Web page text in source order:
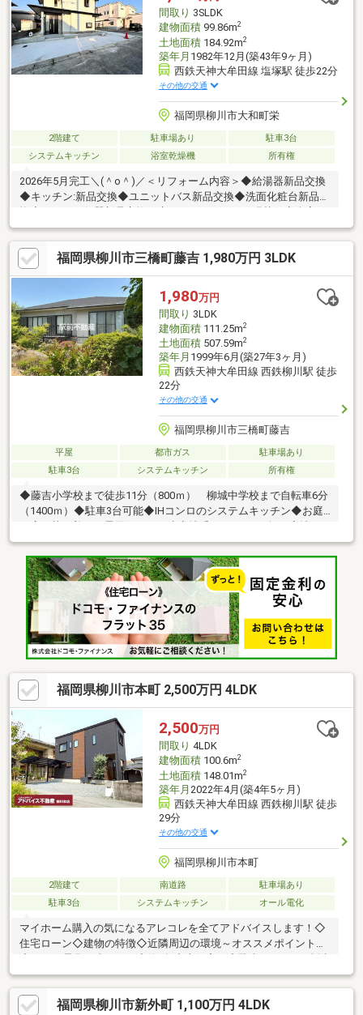
間取り 3SLDK
建物面積99.86m2
土地面積184.92m2
築年月 1982年12月(築43年9ヶ月)
西鉄天神大牟田線 塩塚駅 徒歩22分
その他の交通
福岡県柳川市大和町栄
2階建て 駐車場あり
駐車3台
システムキッチン
浴室乾燥機 所有権
2026年5月完工＼(＾o＾)／＜リフォーム内容＞◆給湯器新品交換
◆キッチン:新品交換◆ユニットバス新品交換◆洗面化粧台新品交
壁・天井クロス貼り替え◆洋室：床フロアタイル張◆玄関ドア新
品交換◆室内クリーニング◆白蟻防除工事◆外壁・屋根塗装◆駐
車場拡張工事福岡県柳川市三橋町藤吉 1,980万円 3LDK
1,980万円
間取り 3LDK
建物面積111.25m2
土地面積507.59m2
築年月 1999年6月(築27年3ヶ月)
西鉄天神大牟田線 西鉄柳川駅 徒歩
22分
その他の交通
福岡県柳川市三橋町藤吉
平屋 都市ガス
駐車場あり
駐車3台
システムキッチン 所有権
◆藤吉小学校まで徒歩11分（800ｍ） 柳城中学校まで自転車6分
（1400ｍ）◆駐車3台可能◆IHコンロのシステムキッチン◆お庭
売買対象となります 車庫：未登記 一部井戸水あり
福岡県柳川市本町 2,500万円 4LDK
2,500万円
間取り 4LDK
建物面積100.6m2
土地面積148.01m2
築年月 2022年4月(築4年5ヶ月)
西鉄天神大牟田線 西鉄柳川駅 徒歩
29分
その他の交通
福岡県柳川市本町
2階建て 南道路
駐車場あり
駐車3台
システムキッチン オール電化
マイホーム購入の気になるアレコレを全てアドバイスします！◇
住宅ローン◇建物の特徴◇近隣周辺の環境～オススメポイント～
上あります！◇太陽光発電５．５ｋｗｈ付き！◇キッチンに床暖
房があります！頭金やローンでお悩みの方も是非お気軽にお問合
せ下さい！初期費用や税金の気になる内容も疑問が無くなるよう
福岡県柳川市新外町 1,100万円 4LDK